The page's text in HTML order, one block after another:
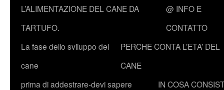
L’ALIMENTAZIONE DEL CANE DA
TARTUFO.
@ INFO E
CONTATTO
La fase dello sviluppo del
cane
PERCHE CONTA L’ETA’ DEL
CANE
prima di addestrare-devi sapere
IN COSA